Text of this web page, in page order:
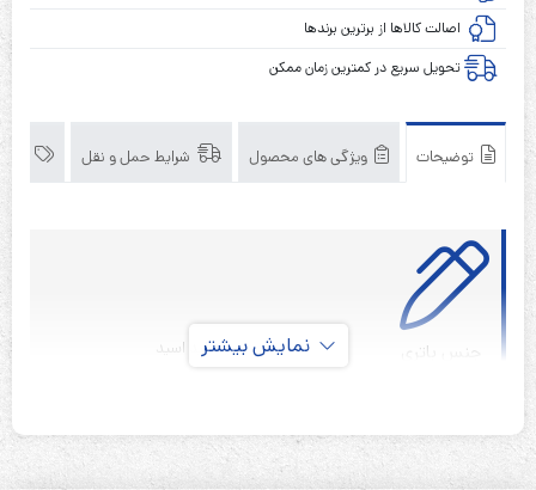
اصالت کالاها از برترین برندها
تحویل سریع در کمترین زمان ممکن
توضیحات ویژگی های محصول شرایط حمل و نقل
جنس باتری سیلد لید اسید
7 آمپر ساعت
نمایش بیشتر